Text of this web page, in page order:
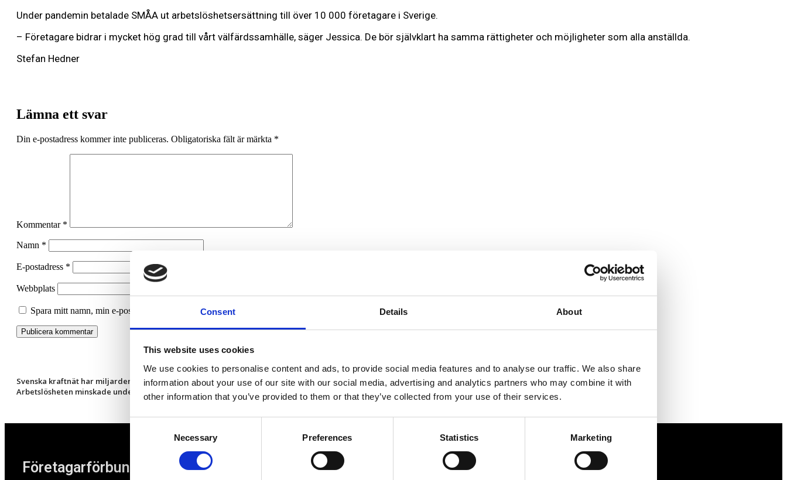
Consent Details About
This website uses cookies
We use cookies to personalise content and ads, to provide social media features and to analyse our traffic. We also share
information about your use of our site with our social media, advertising and analytics partners who may combine it with
other information that you’ve provided to them or that they’ve collected from your use of their services.
Consent
Necessary Preferences Statistics Marketing
Under pandemin betalade SMÅA ut arbetslöshetsersättning till över 10 000 företagare i Sverige.
– Företagare bidrar i mycket hög grad till vårt välfärdssamhälle, säger Jessica. De bör självklart ha samma rättigheter och möjligheter som alla anställda.
Stefan Hedner
Lämna ett svar
Din e-postadress kommer inte publiceras. Obligatoriska fält är märkta *
Kommentar *
Namn *
E-postadress *
Webbplats
Spara mitt namn, min e-postadress och webbplats i denna webbläsare till nästa gång jag skriver en kommentar.
Svenska kraftnät har miljarder skäl till att inte vilja ändra elprismodellen?
Arbetslösheten minskade under 2022
Företagarförbundet Av småföretagare, för småföretagare
Näringspolitik